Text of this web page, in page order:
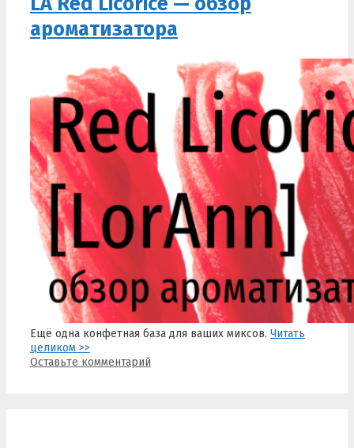
ароматизатора
Ещё одна конфетная база для ваших миксов. Читать
целиком >>
Оставьте комментарий